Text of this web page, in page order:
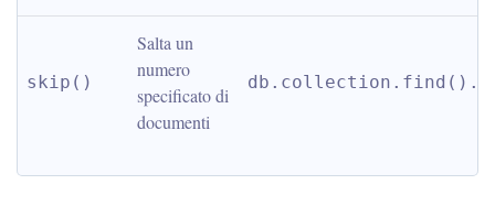
skip()
Salta un
numero
specificato di
documenti